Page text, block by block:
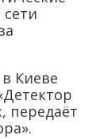
Киеве
передаёт